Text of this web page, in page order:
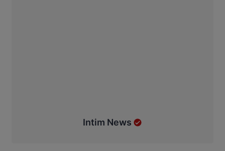
Intim News